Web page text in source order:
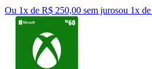
Ou 1x de R$ 250,00 sem jurosou 1x de